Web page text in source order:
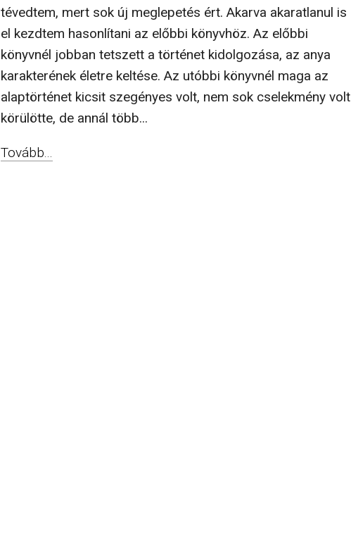
tévedtem, mert sok új meglepetés ért. Akarva akaratlanul is
el kezdtem hasonlítani az előbbi könyvhöz. Az előbbi
könyvnél jobban tetszett a történet kidolgozása, az anya
karakterének életre keltése. Az utóbbi könyvnél maga az
alaptörténet kicsit szegényes volt, nem sok cselekmény volt
körülötte, de annál több...
Tovább...